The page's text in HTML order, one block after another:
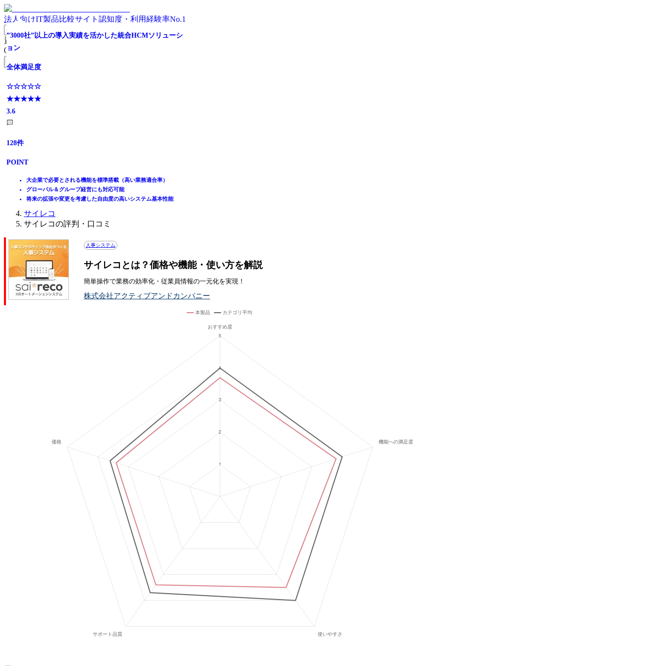
法人向けIT製品比較サイト 認知度・利用経験率No.1
資料請求リスト
0件
無料資料請求フォームへ
製品を探す
ランキングから探す
動画で学ぶ
IT製品比較TOP
人事・労務
人事システム
サイレコ
サイレコの評判・口コミ
人事システム
サイレコとは？価格や機能・使い方を解説
簡単操作で業務の効率化・従業員情報の一元化を実現！
株式会社アクティブアンドカンパニー
ノーコードで業務アプリがつくれる
★★★★★
4.0
社内ディスカッションやコミュニケーションを行える機能を搭載
ワークスペースに参加してチームでの業務⽣産性を向上させる
日々の労務業務で、最新の人事データベースが自然と完成
★★★★★
4.3
最新データから「名簿」「組織図」を自動作成、組織改善を後押
し
蓄積データを給与計算に直結。120以上の外部サービスとも連携可
【シェアNo.1】人材情報を一元管理するなら
★★★★★
3.8
身上申請からそのままデータベースへ登録！ 人材管理を効率化
直感的に使えるUIで人事から現場まで定着
大手・中堅企業売上シェアNo.1｜科学的人事戦略を実現
★★★★★
3.7
人事と従業員にとって使いやすいデザインと操作性
人事評価や研修管理をはじめ、幅広い領域の「人事DX」を実現
人事・総務の業務プロセスを最適化
★★★★★
3.7
人材・組織・勤怠・給与情報をクラウドで一元サポート。
システム習得から活用まで自社一貫サポートで安心運用
全体満足度
★★★★★
254
累計導入社数4,000社以上！タレントマネジメントシステ
ム
全体満足度
☆☆☆☆☆
★★★★★
3.9
137件
POINT
人材情報を一元管理、パッと並べてサクサク探せる
スキルや特徴を可視化・分析、データに基づく抜擢・配置を実現
組織診断サーベイで離職防止やエンゲージメント向上
”3000社”以上の導入実績を活かした統合HCMソリューシ
ョン
全体満足度
☆☆☆☆☆
★★★★★
3.6
128件
POINT
大企業で必要とされる機能を標準搭載（高い業務適合率）
グローバル＆グループ経営にも対応可能
将来の拡張や変更を考慮した自由度の高いシステム基本性能